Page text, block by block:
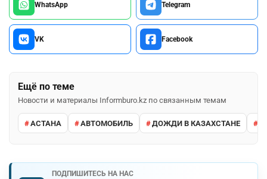
WhatsApp Telegram
VK Facebook
Ещё по теме
Новости и материалы Informburo.kz по связанным темам
АСТАНА АВТОМОБИЛЬ ДОЖДИ В КАЗАХСТАНЕ
ПОДПИШИТЕСЬ НА НАС